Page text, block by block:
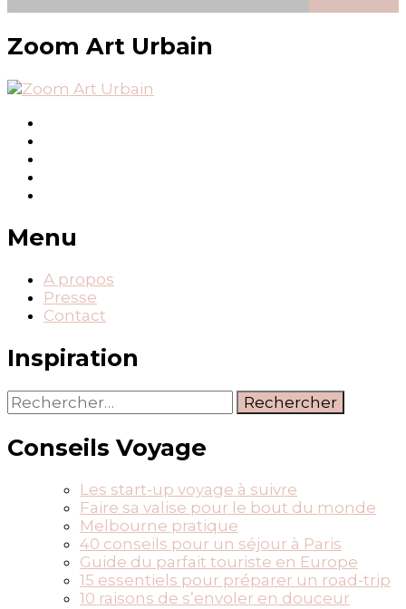
Zoom Art Urbain
Menu
A propos
Presse
Contact
Inspiration
Rechercher :
Conseils Voyage
Les start-up voyage à suivre
Faire sa valise pour le bout du monde
Melbourne pratique
40 conseils pour un séjour à Paris
Guide du parfait touriste en Europe
15 essentiels pour préparer un road-trip
10 raisons de s’envoler en douceur